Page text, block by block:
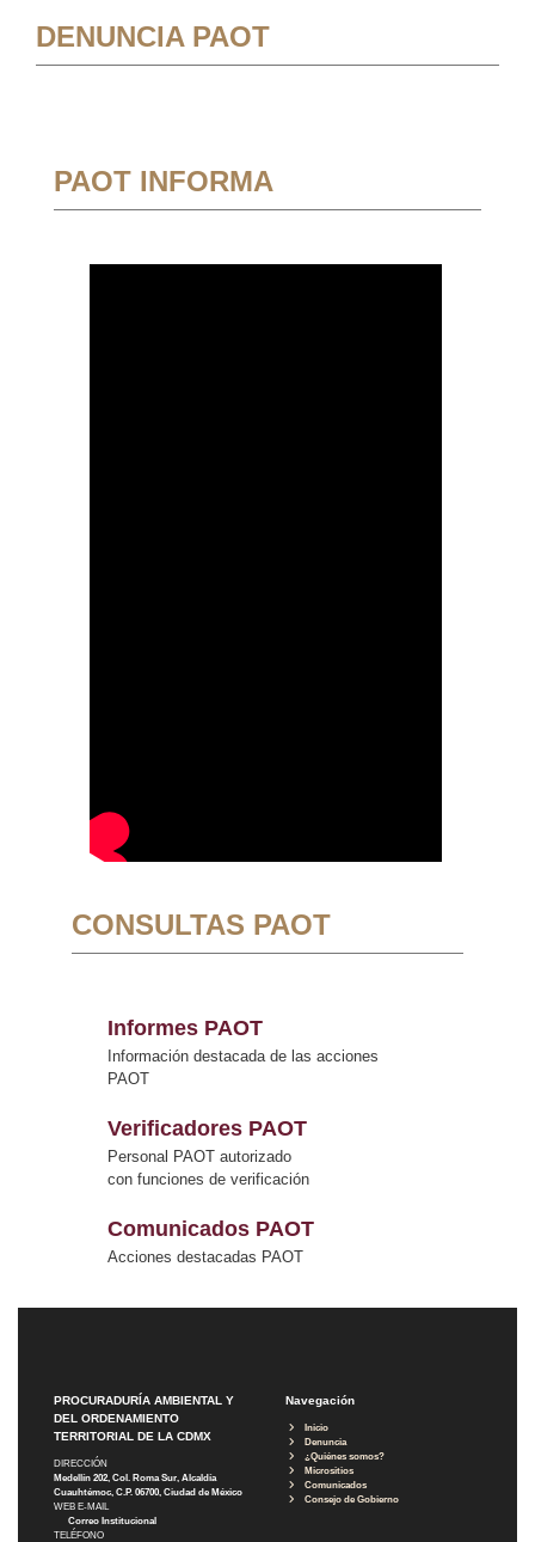
DENUNCIA PAOT
PAOT INFORMA
CONSULTAS PAOT
Informes PAOT
Información destacada de las acciones
PAOT
Verificadores PAOT
Personal PAOT autorizado
con funciones de verificación
Comunicados PAOT
Acciones destacadas PAOT
PROCURADURÍA AMBIENTAL Y
DEL ORDENAMIENTO
TERRITORIAL DE LA CDMX
DIRECCIÓN
Medellín 202, Col. Roma Sur, Alcaldía
Cuauhtémoc, C.P. 06700, Ciudad de México
WEB E-MAIL
Correo Institucional
TELÉFONO
Navegación
Inicio
Denuncia
¿Quiénes somos?
Micrositios
Comunicados
Consejo de Gobierno